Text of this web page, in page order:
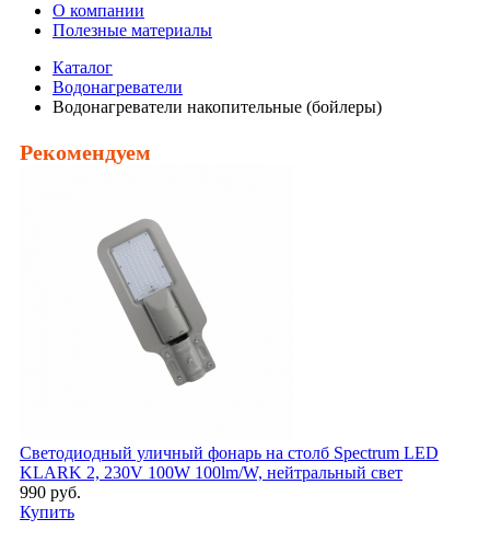
О компании
Полезные материалы
Каталог
Водонагреватели
Водонагреватели накопительные (бойлеры)
Рекомендуем
Светодиодный уличный фонарь на столб Spectrum LED
KLARK 2, 230V 100W 100lm/W, нейтральный свет
990 руб.
Купить